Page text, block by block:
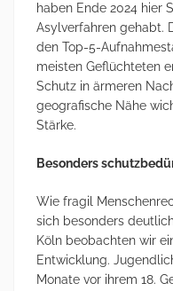
haben Ende 2024 hier
Asylverfahren gehabt.
den Top-5-
meisten Geflüchteten
Schutz in ärmeren
geografische Nähe
Stärke.
Besonders
Wie fragil
sich besonders
Köln beobachten wir
Entwicklung.
Monate vor ihrem 18.